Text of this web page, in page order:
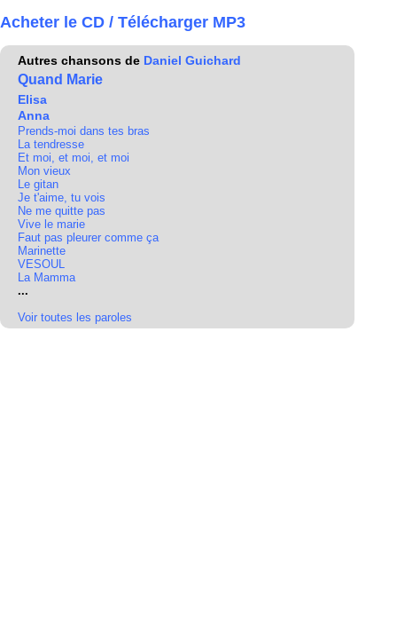
Acheter le CD / Télécharger MP3
Autres chansons de Daniel Guichard
Quand Marie
Elisa
Anna
Prends-moi dans tes bras
La tendresse
Et moi, et moi, et moi
Mon vieux
Le gitan
Je t'aime, tu vois
Ne me quitte pas
Vive le marie
Faut pas pleurer comme ça
Marinette
VESOUL
La Mamma
...
Voir toutes les paroles